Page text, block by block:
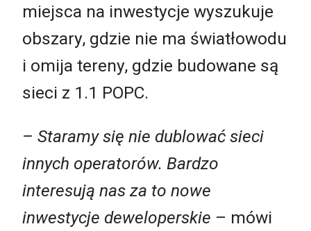
miejsca na inwestycje wyszukuje
obszary, gdzie nie ma światłowodu
i omija tereny, gdzie budowane są
sieci z 1.1 POPC.
– Staramy się nie dublować sieci
innych operatorów. Bardzo
interesują nas za to nowe
inwestycje deweloperskie – mówi